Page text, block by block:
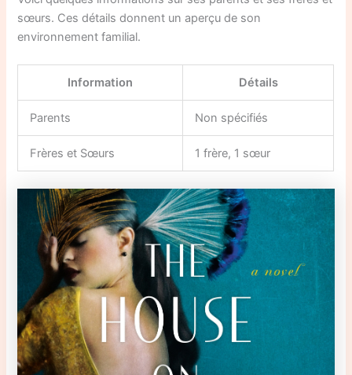
sœurs. Ces détails donnent un aperçu de son
environnement familial.
Information Détails
Parents Non spécifiés
Frères et Sœurs 1 frère, 1 sœur